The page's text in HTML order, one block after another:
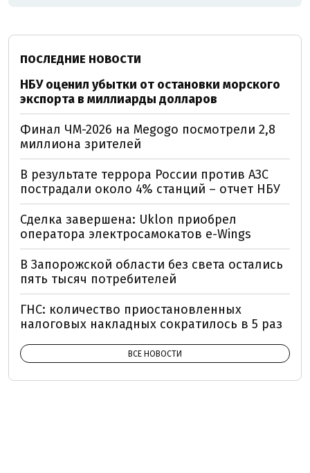
ПОСЛЕДНИЕ НОВОСТИ
НБУ оценил убытки от остановки морского
экспорта в миллиарды долларов
Финал ЧМ-2026 на Megogo посмотрели 2,8
миллиона зрителей
В результате террора России против АЗС
пострадали около 4% станций – отчет НБУ
Сделка завершена: Uklon приобрел
оператора электросамокатов e-Wings
В Запорожской области без света остались
пять тысяч потребителей
ГНС: количество приостановленных
налоговых накладных сократилось в 5 раз
ВСЕ НОВОСТИ